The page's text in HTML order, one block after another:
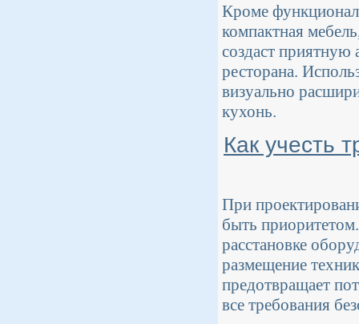
Кроме
компактная
создаст приятную
ресторана.
визуально
кухонь.
Как учесть
При
быть
расстановке
размещение
предотвращает
все требования